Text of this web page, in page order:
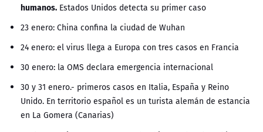
humanos. Estados Unidos detecta su primer caso
23 enero: China confina la ciudad de Wuhan
24 enero: el virus llega a Europa con tres casos en Francia
30 enero: la OMS declara emergencia internacional
30 y 31 enero.- primeros casos en Italia, España y Reino
Unido. En territorio español es un turista alemán de estancia
en La Gomera (Canarias)